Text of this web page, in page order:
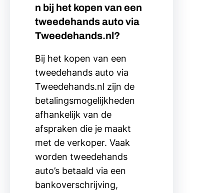
n bij het kopen van een
tweedehands auto via
Tweedehands.nl?
Bij het kopen van een
tweedehands auto via
Tweedehands.nl zijn de
betalingsmogelijkheden
afhankelijk van de
afspraken die je maakt
met de verkoper. Vaak
worden tweedehands
auto’s betaald via een
bankoverschrijving,